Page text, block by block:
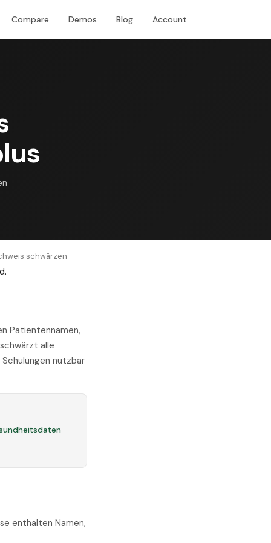
Compare Demos Blog Account
schwärzen
Patientennamen,
alle
nutzbar
enthalten Namen,